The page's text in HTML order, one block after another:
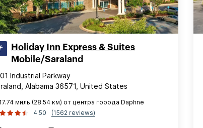
Holiday Inn Express & Suites
Mobile/Saraland
Industrial Parkway
Alabama 36571, United States
17.74 миль (28.54 км) от центра города Daphne
4.50
(1562 reviews)